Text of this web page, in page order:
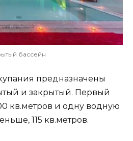
бассейн
предназначены
и закрытый. Первый
кв.метров и одну водную
115 кв.метров.